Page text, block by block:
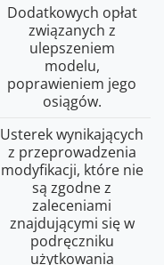
Dodatkowych opłat
związanych z
ulepszeniem
modelu,
poprawieniem jego
osiągów.
Usterek wynikających
z przeprowadzenia
modyfikacji, które nie
są zgodne z
zaleceniami
znajdującymi się w
podręczniku
użytkowania